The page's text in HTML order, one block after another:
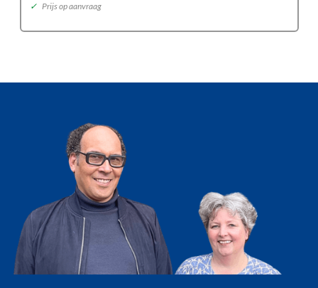
✓ Prijs op aanvraag